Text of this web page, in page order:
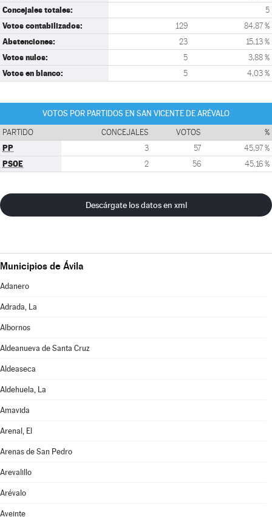
Concejales totales: 5
Votos contabilizados: 129 84,87 %
Abstenciones: 23 15,13 %
Votos nulos: 5 3,88 %
Votos en blanco: 5 4,03 %
VOTOS POR PARTIDOS EN SAN VICENTE DE ARÉVALO
PARTIDO CONCEJALES VOTOS %
PP 3 57 45,97 %
PSOE 2 56 45,16 %
Descárgate los datos en xml
Municipios de Ávila
Adanero
Adrada, La
Albornos
Aldeanueva de Santa Cruz
Aldeaseca
Aldehuela, La
Amavida
Arenal, El
Arenas de San Pedro
Arevalillo
Arévalo
Aveinte